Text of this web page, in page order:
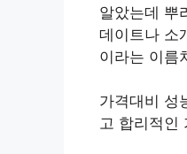
알았는데 뿌
데이트나 소
이라는 이름
가격대비 성
고 합리적인